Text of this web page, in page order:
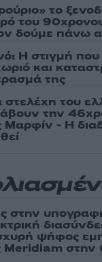
το
του
δούμε πάνω
Η στιγμή
και
της
στελέχη του
την
Μαρφίν - Η
στην
ψήφος
Meridiam στην